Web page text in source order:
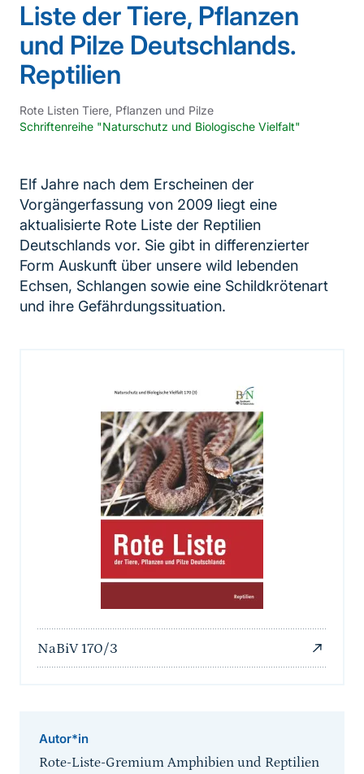
Liste der Tiere, Pflanzen
und Pilze Deutschlands.
Reptilien
Rote Listen Tiere, Pflanzen und Pilze
Schriftenreihe "Naturschutz und Biologische Vielfalt"
Elf Jahre nach dem Erscheinen der
Vorgängerfassung von 2009 liegt eine
aktualisierte Rote Liste der Reptilien
Deutschlands vor. Sie gibt in differenzierter
Form Auskunft über unsere wild lebenden
Echsen, Schlangen sowie eine Schildkrötenart
und ihre Gefährdungssituation.
NaBiV 170/3
Autor*in
Rote-Liste-Gremium Amphibien und Reptilien